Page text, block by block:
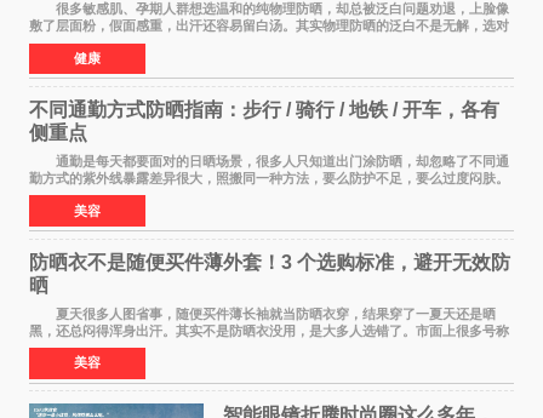
很多敏感肌、孕期人群想选温和的纯物理防晒，却总被泛白问题劝退，上脸像
敷了层面粉，假面感重，出汗还容易留白汤。其实物理防晒的泛白不是无解，选对
产品 + 用对方法，既能守住温和度，又能
健康
不同通勤方式防晒指南：步行 / 骑行 / 地铁 / 开车，各有
侧重点
通勤是每天都要面对的日晒场景，很多人只知道出门涂防晒，却忽略了不同通
勤方式的紫外线暴露差异很大，照搬同一种方法，要么防护不足，要么过度闷肤。
根据出行方式调整防晒策略，才是既省心又
美容
防晒衣不是随便买件薄外套！3 个选购标准，避开无效防
晒
夏天很多人图省事，随便买件薄长袖就当防晒衣穿，结果穿了一夏天还是晒
黑，还总闷得浑身出汗。其实不是防晒衣没用，是大多人选错了。市面上很多号称
防晒衣 的款式，本质就是普通薄外套，根
美容